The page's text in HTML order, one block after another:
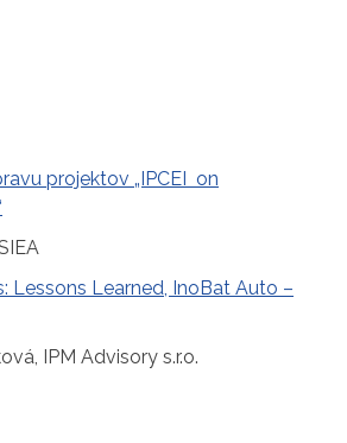
projektov „IPCEI on
Lessons Learned, InoBat Auto –
IPM Advisory s.r.o.